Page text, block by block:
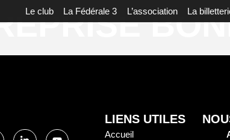
Le club La Fédérale 3 L’association La
LIENS UTILES
Accueil